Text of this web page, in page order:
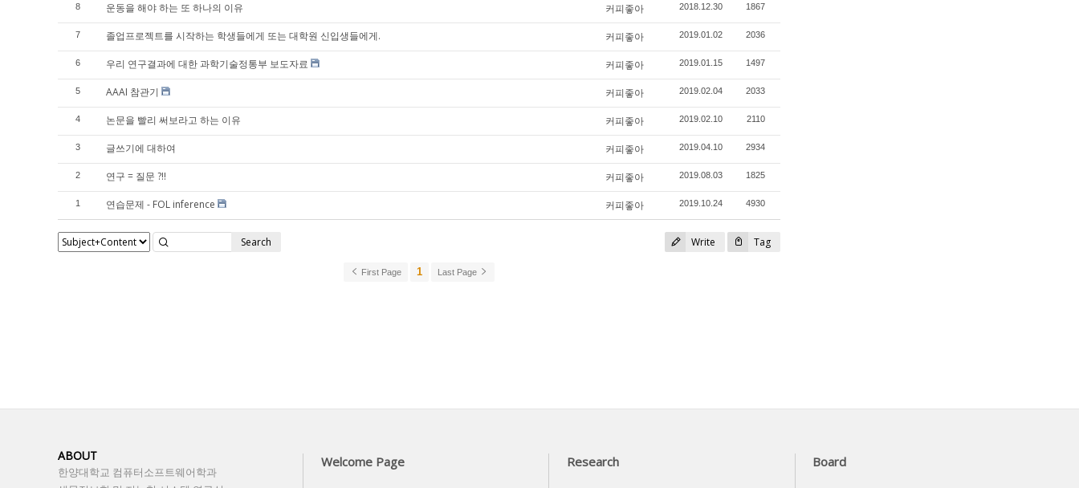
8 운동을 해야 하는 또 하나의 이유 커피좋아 2018.12.30 1867
7 졸업프로젝트를 시작하는 학생들에게 또는 대학원 신입생들에게. 커피좋아 2019.01.02 2036
6 우리 연구결과에 대한 과학기술정통부 보도자료 커피좋아 2019.01.15 1497
5 AAAI 참관기 커피좋아 2019.02.04 2033
4 논문을 빨리 써보라고 하는 이유 커피좋아 2019.02.10 2110
3 글쓰기에 대하여 커피좋아 2019.04.10 2934
2 연구 = 질문 ?!! 커피좋아 2019.08.03 1825
1 연습문제 - FOL inference 커피좋아 2019.10.24 4930
Write Tag
Search
First Page 1 Last Page
ABOUT
한양대학교 컴퓨터소프트웨어학과
Welcome Page Research Board